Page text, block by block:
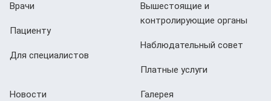
Врачи
Пациенту
Для специалистов
Вышестоящие и
контролирующие органы
Наблюдательный совет
Платные услуги
Новости Галерея